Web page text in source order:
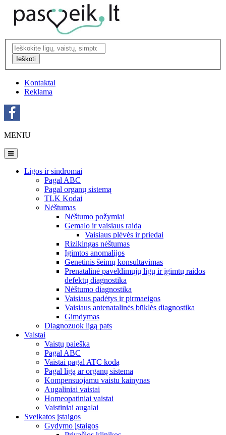
Ieškoti
Kontaktai
Reklama
MENIU
Ligos ir sindromai
Pagal ABC
Pagal organų sistemą
TLK Kodai
Nėštumas
Nėštumo požymiai
Gemalo ir vaisiaus raida
Vaisiaus plėvės ir priedai
Rizikingas nėštumas
Įgimtos anomalijos
Genetinis šeimų konsultavimas
Prenatalinė paveldimųjų ligų ir įgimtų raidos
defektų diagnostika
Nėštumo diagnostika
Vaisiaus padėtys ir pirmaeigos
Vaisiaus antenatalinės būklės diagnostika
Gimdymas
Diagnozuok ligą pats
Vaistai
Vaistų paieška
Pagal ABC
Vaistai pagal ATC kodą
Pagal ligą ar organų sistema
Kompensuojamu vaistu kainynas
Augaliniai vaistai
Homeopatiniai vaistai
Vaistiniai augalai
Sveikatos įstaigos
Gydymo įstaigos